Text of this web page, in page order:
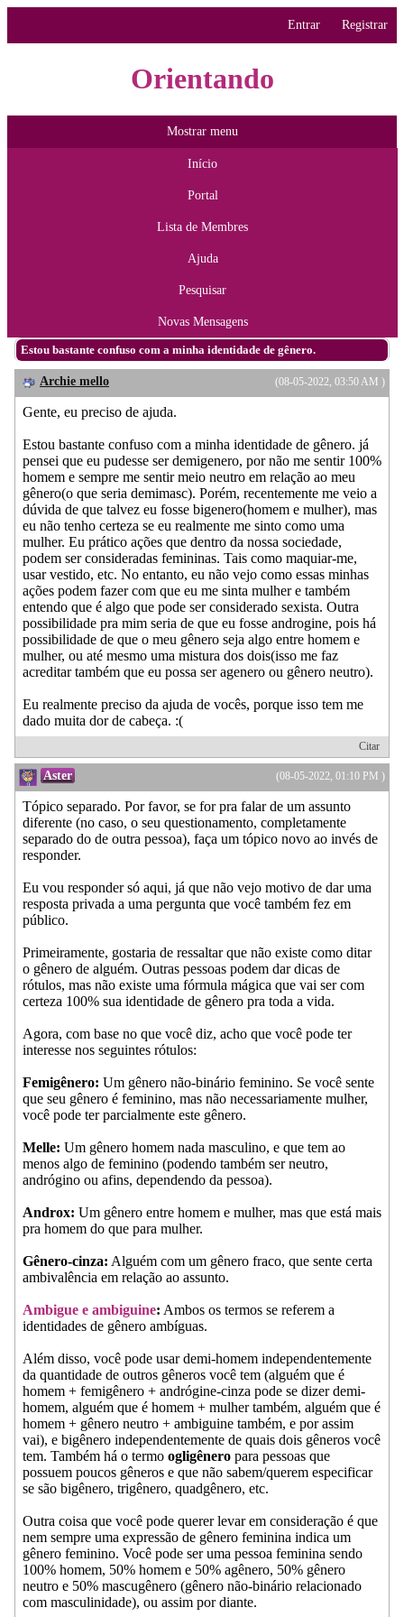
Entrar Registrar
Orientando
Mostrar menu
Início
Portal
Lista de Membres
Ajuda
Pesquisar
Novas Mensagens
Estou bastante confuso com a minha identidade de gênero.
(08-05-2022, 03:50 AM )
Archie mello
Gente, eu preciso de ajuda.
Estou bastante confuso com a minha identidade de gênero. já
pensei que eu pudesse ser demigenero, por não me sentir 100%
homem e sempre me sentir meio neutro em relação ao meu
gênero(o que seria demimasc). Porém, recentemente me veio a
dúvida de que talvez eu fosse bigenero(homem e mulher), mas
eu não tenho certeza se eu realmente me sinto como uma
mulher. Eu prático ações que dentro da nossa sociedade,
podem ser consideradas femininas. Tais como maquiar-me,
usar vestido, etc. No entanto, eu não vejo como essas minhas
ações podem fazer com que eu me sinta mulher e também
entendo que é algo que pode ser considerado sexista. Outra
possibilidade pra mim seria de que eu fosse androgine, pois há
possibilidade de que o meu gênero seja algo entre homem e
mulher, ou até mesmo uma mistura dos dois(isso me faz
acreditar também que eu possa ser agenero ou gênero neutro).
Eu realmente preciso da ajuda de vocês, porque isso tem me
dado muita dor de cabeça. :(
Citar
(08-05-2022, 01:10 PM )
Aster
Tópico separado. Por favor, se for pra falar de um assunto
diferente (no caso, o seu questionamento, completamente
separado do de outra pessoa), faça um tópico novo ao invés de
responder.
Eu vou responder só aqui, já que não vejo motivo de dar uma
resposta privada a uma pergunta que você também fez em
público.
Primeiramente, gostaria de ressaltar que não existe como ditar
o gênero de alguém. Outras pessoas podem dar dicas de
rótulos, mas não existe uma fórmula mágica que vai ser com
certeza 100% sua identidade de gênero pra toda a vida.
Agora, com base no que você diz, acho que você pode ter
interesse nos seguintes rótulos:
Femigênero: Um gênero não-binário feminino. Se você sente
que seu gênero é feminino, mas não necessariamente mulher,
você pode ter parcialmente este gênero.
Melle: Um gênero homem nada masculino, e que tem ao
menos algo de feminino (podendo também ser neutro,
andrógino ou afins, dependendo da pessoa).
Androx: Um gênero entre homem e mulher, mas que está mais
pra homem do que para mulher.
Gênero-cinza: Alguém com um gênero fraco, que sente certa
ambivalência em relação ao assunto.
Ambigue e ambiguine: Ambos os termos se referem a
identidades de gênero ambíguas.
Além disso, você pode usar demi-homem independentemente
da quantidade de outros gêneros você tem (alguém que é
homem + femigênero + andrógine-cinza pode se dizer demi-
homem, alguém que é homem + mulher também, alguém que é
homem + gênero neutro + ambiguine também, e por assim
vai), e bigênero independentemente de quais dois gêneros você
tem. Também há o termo ogligênero para pessoas que
possuem poucos gêneros e que não sabem/querem especificar
se são bigênero, trigênero, quadgênero, etc.
Outra coisa que você pode querer levar em consideração é que
nem sempre uma expressão de gênero feminina indica um
gênero feminino. Você pode ser uma pessoa feminina sendo
100% homem, 50% homem e 50% agênero, 50% gênero
neutro e 50% mascugênero (gênero não-binário relacionado
com masculinidade), ou assim por diante.